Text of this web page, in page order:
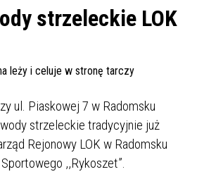
strzeleckie LOK
ul. Piaskowej 7 w Radomsku
strzeleckie tradycyjnie już
Rejonowy LOK w Radomsku
,,Rykoszet”.